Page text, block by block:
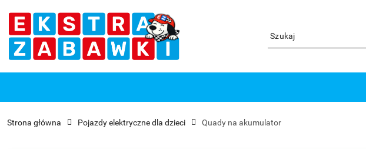
Przejdź do treści głównej
Przejdź do wyszukiwarki
Przejdź do moje konto
Przejdź do menu głównego
Przejdź do opisu produktu
Przejdź do stopki
Strona główna Pojazdy elektryczne dla dzieci Quady na akumulator